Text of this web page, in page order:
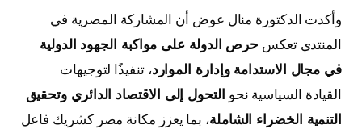
وأكدت الدكتورة منال عوض أن المشاركة المصرية في
المنتدى تعكس حرص الدولة على مواكبة الجهود الدولية
في مجال الاستدامة وإدارة الموارد، تنفيذًا لتوجيهات
القيادة السياسية نحو التحول إلى الاقتصاد الدائري وتحقيق
التنمية الخضراء الشاملة، بما يعزز مكانة مصر كشريك فاعل